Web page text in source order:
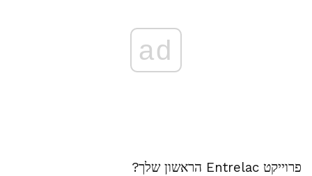
ad
פרוייקט Entrelac הראשון שלך?